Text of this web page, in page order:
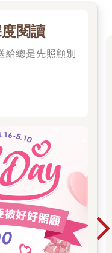
的紀錄片之後，她就一
去哪裡？布魯克林！那
克林更漂亮，而且安靜
克林幫一個老同學的忙
。
來來往往的街上。公寓
，他讓幾塊磚頭砸到腳
整件事都倒楣透了，卡
子下，再拖著行李箱往
那把微微彎曲的鑰匙打
碧雅和媽媽互看一眼。
是花的圖案。整間公寓
傲的跟別人說，她年輕
的事了。
度閱讀
給總是先照顧別